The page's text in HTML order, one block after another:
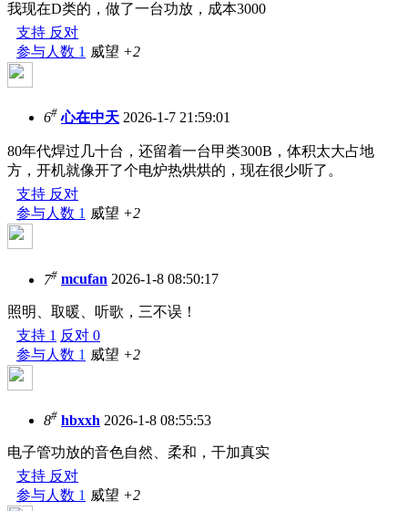
我现在D类的，做了一台功放，成本3000
支持 反对
参与人数 1 威望 +2
6# 心在中天 2026-1-7 21:59:01
80年代焊过几十台，还留着一台甲类300B，体积太大占地
方，开机就像开了个电炉热烘烘的，现在很少听了。
支持 反对
参与人数 1 威望 +2
7# mcufan 2026-1-8 08:50:17
照明、取暖、听歌，三不误！
支持 1 反对 0
参与人数 1 威望 +2
8# hbxxh 2026-1-8 08:55:53
电子管功放的音色自然、柔和，干加真实
支持 反对
参与人数 1 威望 +2